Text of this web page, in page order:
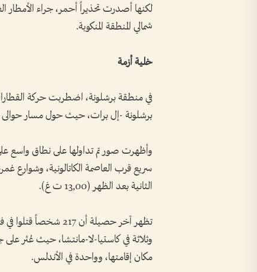
شمالي المنطقة المنكوبة.
خلية أزمة
في منطقة برشلونة، اضطربت حركة
برشلونة -إل برات، حيث حول مسار حوالى 17 رحلة جوية، بحسب السلطات.
وأظهرت صور تم تداولها على نطاق واسع
سريع قرب العاصمة الكاتالونية، وشوارع
الثانية بعد الظهر (13,00 ت غ).
وثلاثة في كاستيا-لا-مانتشا، حيث عُثر
مكان إقامتها، وواحدة في الأندلس.